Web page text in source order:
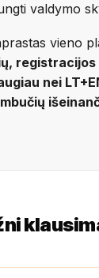
valdymo
vieno
registracijos
nei